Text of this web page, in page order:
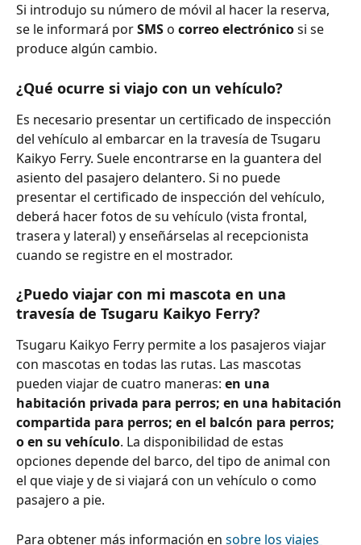
Si introdujo su número de móvil al hacer la reserva,
se le informará por SMS o correo electrónico si se
produce algún cambio.
¿Qué ocurre si viajo con un vehículo?
Es necesario presentar un certificado de inspección
del vehículo al embarcar en la travesía de Tsugaru
Kaikyo Ferry. Suele encontrarse en la guantera del
asiento del pasajero delantero. Si no puede
presentar el certificado de inspección del vehículo,
deberá hacer fotos de su vehículo (vista frontal,
trasera y lateral) y enseñárselas al recepcionista
cuando se registre en el mostrador.
¿Puedo viajar con mi mascota en una
travesía de Tsugaru Kaikyo Ferry?
Tsugaru Kaikyo Ferry permite a los pasajeros viajar
con mascotas en todas las rutas. Las mascotas
pueden viajar de cuatro maneras: en una
habitación privada para perros; en una habitación
compartida para perros; en el balcón para perros;
o en su vehículo. La disponibilidad de estas
opciones depende del barco, del tipo de animal con
el que viaje y de si viajará con un vehículo o como
pasajero a pie.
Para obtener más información en sobre los viajes